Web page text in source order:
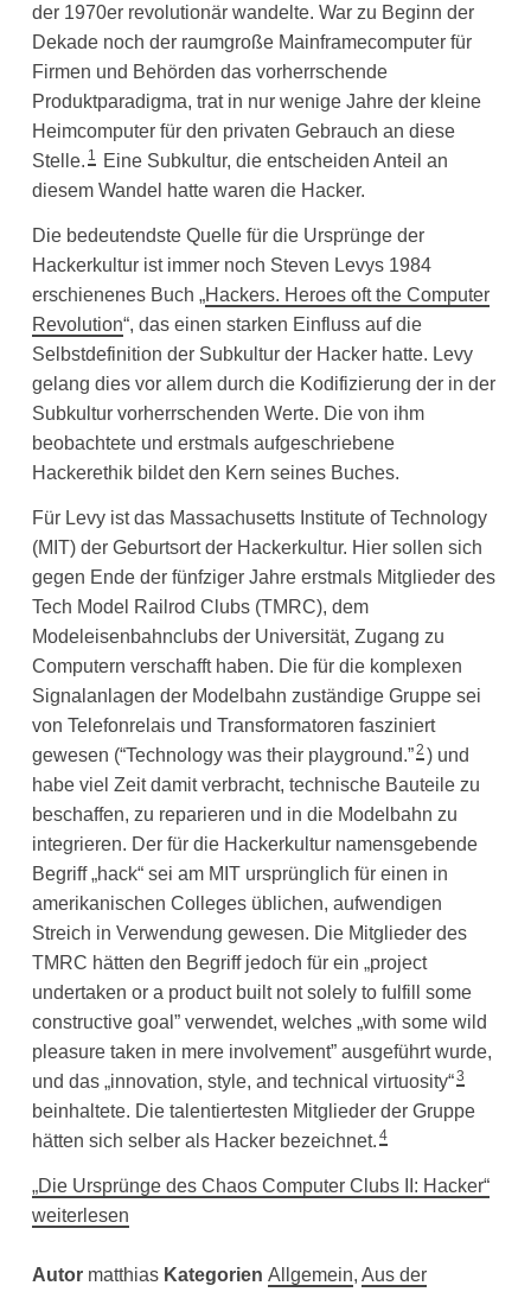
der 1970er revolutionär wandelte. War zu Beginn der
Dekade noch der raumgroße Mainframecomputer für
Firmen und Behörden das vorherrschende
Produktparadigma, trat in nur wenige Jahre der kleine
Heimcomputer für den privaten Gebrauch an diese
Stelle. 1
Eine Subkultur, die entscheiden Anteil an
diesem Wandel hatte waren die Hacker.
Die bedeutendste Quelle für die Ursprünge der
Hackerkultur ist immer noch Steven Levys 1984
erschienenes Buch „Hackers. Heroes oft the Computer
Revolution“, das einen starken Einfluss auf die
Selbstdefinition der Subkultur der Hacker hatte. Levy
gelang dies vor allem durch die Kodifizierung der in der
Subkultur vorherrschenden Werte. Die von ihm
beobachtete und erstmals aufgeschriebene
Hackerethik bildet den Kern seines Buches.
Für Levy ist das Massachusetts Institute of Technology
(MIT) der Geburtsort der Hackerkultur. Hier sollen sich
gegen Ende der fünfziger Jahre erstmals Mitglieder des
Tech Model Railrod Clubs (TMRC), dem
Modeleisenbahnclubs der Universität, Zugang zu
Computern verschafft haben. Die für die komplexen
Signalanlagen der Modelbahn zuständige Gruppe sei
von Telefonrelais und Transformatoren fasziniert
gewesen (“Technology was their playground.”2 ) und
habe viel Zeit damit verbracht, technische Bauteile zu
beschaffen, zu reparieren und in die Modelbahn zu
integrieren. Der für die Hackerkultur namensgebende
Begriff „hack“ sei am MIT ursprünglich für einen in
amerikanischen Colleges üblichen, aufwendigen
Streich in Verwendung gewesen. Die Mitglieder des
TMRC hätten den Begriff jedoch für ein „project
undertaken or a product built not solely to fulfill some
constructive goal” verwendet, welches „with some wild
pleasure taken in mere involvement” ausgeführt wurde,
und das „innovation, style, and technical virtuosity“3
beinhaltete. Die talentiertesten Mitglieder der Gruppe
hätten sich selber als Hacker bezeichnet. 4
„Die Ursprünge des Chaos Computer Clubs II: Hacker“
weiterlesen
Autor matthias Kategorien Allgemein, Aus der